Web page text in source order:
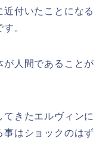
付いたことになる
。
が人間であることが
てきたエルヴィンに
事はショックのはず